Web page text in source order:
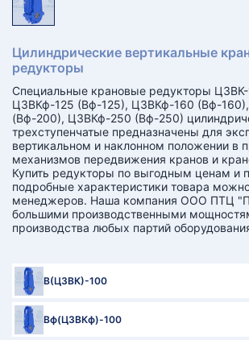
Цилиндрические вертикальные
редукторы
Специальные крановые редукторы
Ц3ВКф-125 (Вф-125), Ц3ВКф-160 (Вф-
(Вф-200), Ц3ВКф-250 (Вф-250)
трехступенчатые предназначены для
вертикальном и наклонном положении в
механизмов передвижения кранов и
Купить редукторы по выгодным ценам и
подробные характеристики товара
менеджеров. Наша компания ООО ПТЦ
большими производственными
производства любых партий
В(Ц3ВК)-100
Вф(Ц3ВКф)-100